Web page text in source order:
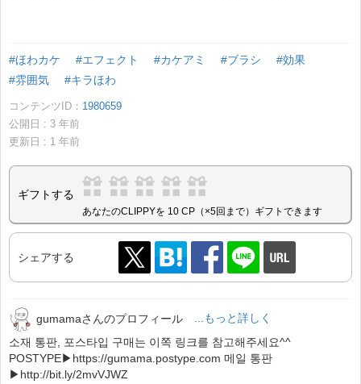
#ほわカケ #エフェクト #カケアミ #ブラシ
#効果
#雰囲気
#キラほわ
コンテンツID： 1980659
公開日 : 3 年前
更新日 : 1 年前
ギフトする
あなたのCLIPPYを 10 CP（×5回まで）ギフトできます
シェアする
gumamaさんのプロフィール
...もっと詳しく
소재 통판, 포스타입 구매는 이쪽 링크를 참고해주세요^^
POSTYPE▶https://gumama.postype.com 메일 통판
▶http://bit.ly/2mvVJWZ